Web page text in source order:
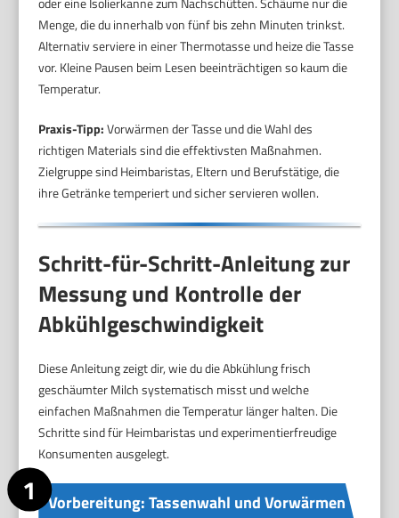
Menge, die du innerhalb von fünf bis zehn Minuten trinkst.
Alternativ serviere in einer Thermotasse und heize die Tasse
vor. Kleine Pausen beim Lesen beeinträchtigen so kaum die
Temperatur.
Praxis-Tipp:Vorwärmen der Tasse und die Wahl des
richtigen Materials sind die effektivsten Maßnahmen.
Zielgruppe sind Heimbaristas, Eltern und Berufstätige, die
ihre Getränke temperiert und sicher servieren wollen.
Schritt-für-Schritt-Anleitung zur
Messung und Kontrolle der
Abkühlgeschwindigkeit
Diese Anleitung zeigt dir, wie du die Abkühlung frisch
geschäumter Milch systematisch misst und welche
einfachen Maßnahmen die Temperatur länger halten. Die
Schritte sind für Heimbaristas und experimentierfreudige
Konsumenten ausgelegt.
Vorbereitung: Tassenwahl und Vorwärmen